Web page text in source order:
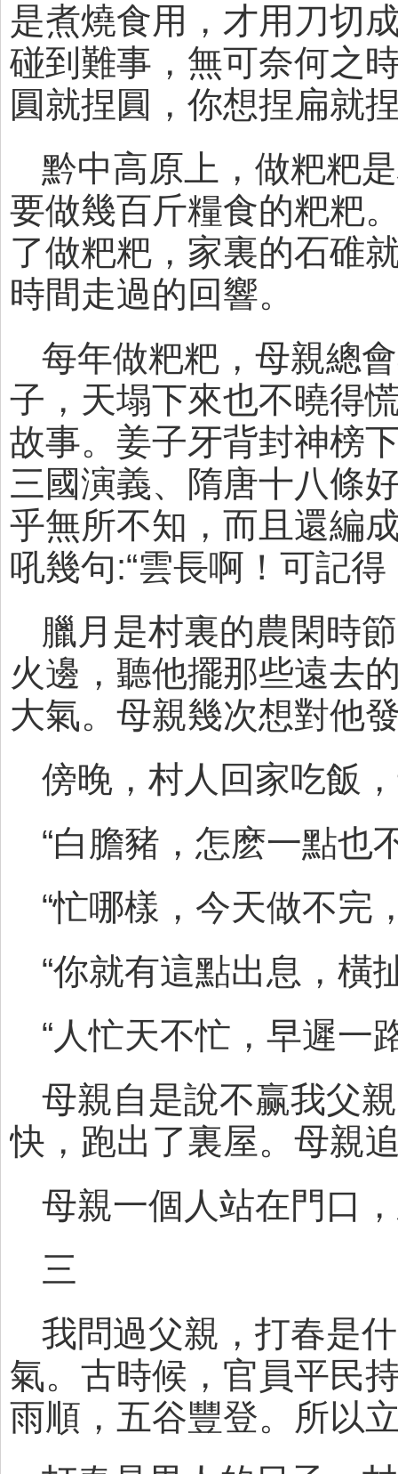
是煮燒食用，才用刀切
碰到難事，無可奈何之
圓就捏圓，你想捏扁就
黔中高原上，做粑粑
要做幾百斤糧食的粑粑
了做粑粑，家裏的石碓
時間走過的回響。
每年做粑粑，母親總
子，天塌下來也不曉得
故事。姜子牙背封神榜
三國演義、隋唐十八條
乎無所不知，而且還編
吼幾句:“雲長啊！可記
臘月是村裏的農閑時
火邊，聽他擺那些遠去
大氣。母親幾次想對他
傍晚，村人回家吃飯
“白膽豬，怎麽一點也
“忙哪樣，今天做不完
“你就有這點出息，橫
“人忙天不忙，早遲一
母親自是說不赢我父
快，跑出了裏屋。母親
母親一個人站在門口
三
我問過父親，打春是
氣。古時候，官員平民
雨順，五谷豐登。所以